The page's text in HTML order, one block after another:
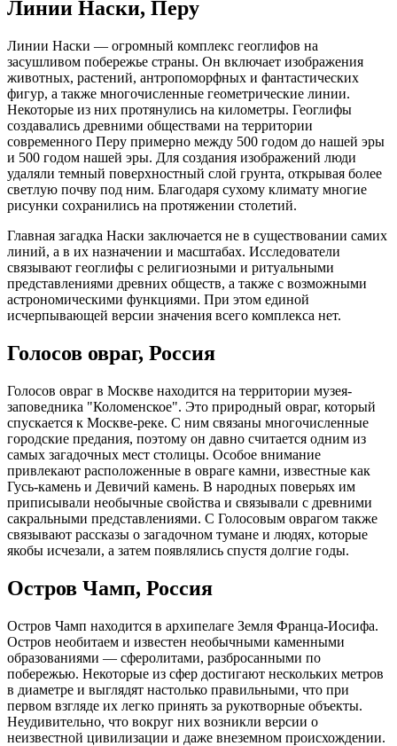
Линии Наски, Перу
Линии Наски — огромный комплекс геоглифов на
засушливом побережье страны. Он включает изображения
животных, растений, антропоморфных и фантастических
фигур, а также многочисленные геометрические линии.
Некоторые из них протянулись на километры. Геоглифы
создавались древними обществами на территории
современного Перу примерно между 500 годом до нашей эры
и 500 годом нашей эры. Для создания изображений люди
удаляли темный поверхностный слой грунта, открывая более
светлую почву под ним. Благодаря сухому климату многие
рисунки сохранились на протяжении столетий.
Главная загадка Наски заключается не в существовании самих
линий, а в их назначении и масштабах. Исследователи
связывают геоглифы с религиозными и ритуальными
представлениями древних обществ, а также с возможными
астрономическими функциями. При этом единой
исчерпывающей версии значения всего комплекса нет.
Голосов овраг, Россия
Голосов овраг в Москве находится на территории музея-
заповедника "Коломенское". Это природный овраг, который
спускается к Москве-реке. С ним связаны многочисленные
городские предания, поэтому он давно считается одним из
самых загадочных мест столицы. Особое внимание
привлекают расположенные в овраге камни, известные как
Гусь-камень и Девичий камень. В народных поверьях им
приписывали необычные свойства и связывали с древними
сакральными представлениями. С Голосовым оврагом также
связывают рассказы о загадочном тумане и людях, которые
якобы исчезали, а затем появлялись спустя долгие годы.
Остров Чамп, Россия
Остров Чамп находится в архипелаге Земля Франца-Иосифа.
Остров необитаем и известен необычными каменными
образованиями — сферолитами, разбросанными по
побережью. Некоторые из сфер достигают нескольких метров
в диаметре и выглядят настолько правильными, что при
первом взгляде их легко принять за рукотворные объекты.
Неудивительно, что вокруг них возникли версии о
неизвестной цивилизации и даже внеземном происхождении.